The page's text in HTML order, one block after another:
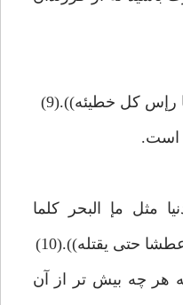
رإس كل خطيئه)).(9)
است.
مثل مإ البحر كلما
حتى يقتله)).(10)
هر چه بيش تر از آن